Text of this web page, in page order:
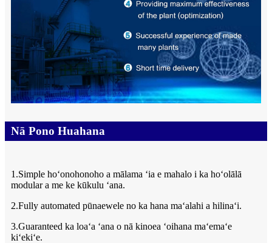
Nā Pono Huahana
1.Simple hoʻonohonoho a mālama ʻia e mahalo i ka hoʻolālā
modular a me ke kūkulu ʻana.
2.Fully automated pūnaewele no ka hana maʻalahi a hilinaʻi.
3.Guaranteed ka loaʻa ʻana o nā kinoea ʻoihana maʻemaʻe
kiʻekiʻe.